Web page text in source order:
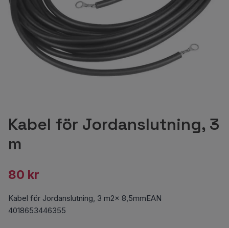
Kabel för Jordanslutning, 3
m
80 kr
Kabel för Jordanslutning, 3 m2x 8,5mmEAN
4018653446355